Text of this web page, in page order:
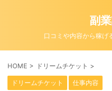
副
口コミや内容から稼げ
HOME > ドリームチケット >
ドリームチケット 仕事内容